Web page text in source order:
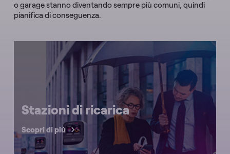
o garage stanno diventando sempre più comuni, quindi
pianifica di conseguenza.
Stazioni di ricarica
Scopri di più